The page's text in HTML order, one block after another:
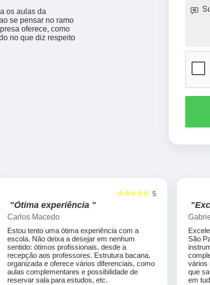
os aulas da
se pensar no ramo
oferece, como
no que diz respeito
5
☆☆☆☆☆
"Ótima experiência "
Carlos Macedo
Estou tento uma ótima experiência com a
escola. Não deixa a desejar em nenhum
sentido: ótimos profissionais, desde a
recepção aos professores. Estrutura bacana,
organizada e oferece vários diferenciais, como
aulas complementares e possibilidade de
reservar sala para estudos, etc.
São
vários
que
em